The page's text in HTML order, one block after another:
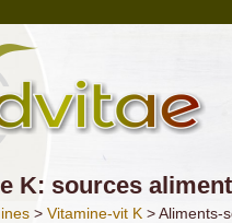
K: sources
> Vitamine-vit K > Aliments-